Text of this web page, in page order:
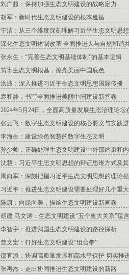
刘广超：保持加强生态文明建设的战略定力
胡军：新时代生态文明建设的根本遵循
宁洁：从三个维度深刻理解习近平生态文明思想
深化生态文明体制改革 全面推进人与自然和谐
张永生：“完善生态文明基础体制”的基本逻辑
筑牢生态文明根基，擦亮美丽中国底色
洪波：深入推进习近平生态文明思想国际传播
袁和静：书写全面推进美丽中国建设新答卷
2024年5月24日，全面高质量发展生态治理论坛
张云飞：数字生态文明建设的核心要义与实践
李海生：建设绿色智慧的数字生态文明
孙少帅：正确处理生态文明建设中外部约束和
沈慧：习近平生态文明思想的辩证思维方式及
周向军：深刻把握习近平生态文明思想的理论
习近平：推进生态文明建设需要处理好几个重
陈康：向绿向美，描绘生态文明建设新画卷
胡建 马文涛：生态文明建设“五个重大关系”蕴
李智宇：推进我国生态文明建设的路径探析
曹文宏：打好生态文明建设“组合拳”
邵宜添：协调高质量发展和高水平保护 切实推
张再杰：走出协同推进生态文明建设的新路